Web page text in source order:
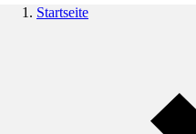
Startseite